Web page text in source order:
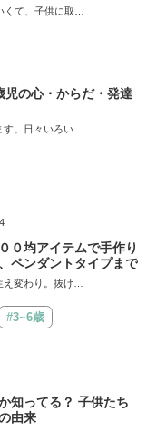
くて、子供に取…
児の心・からだ・発達
。日々いろい…
０均アイテムで手作り
ペンダントタイプまで
変わり。抜け…
#3~6歳
知ってる？ 子供たち
由来